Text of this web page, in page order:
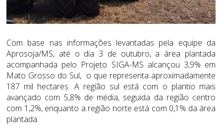
Com base nas informações levantadas pela equipe da
Aprosoja/MS, até o dia 3 de outubro, a área plantada
acompanhada pelo Projeto SIGA-MS alcançou 3,9% em
Mato Grosso do Sul, o que representa aproximadamente
187 mil hectares. A região sul está com o plantio mais
avançado com 5,8% de média, seguida da região centro
com 1,2%, enquanto a região norte está com 0,1% da área
plantada.